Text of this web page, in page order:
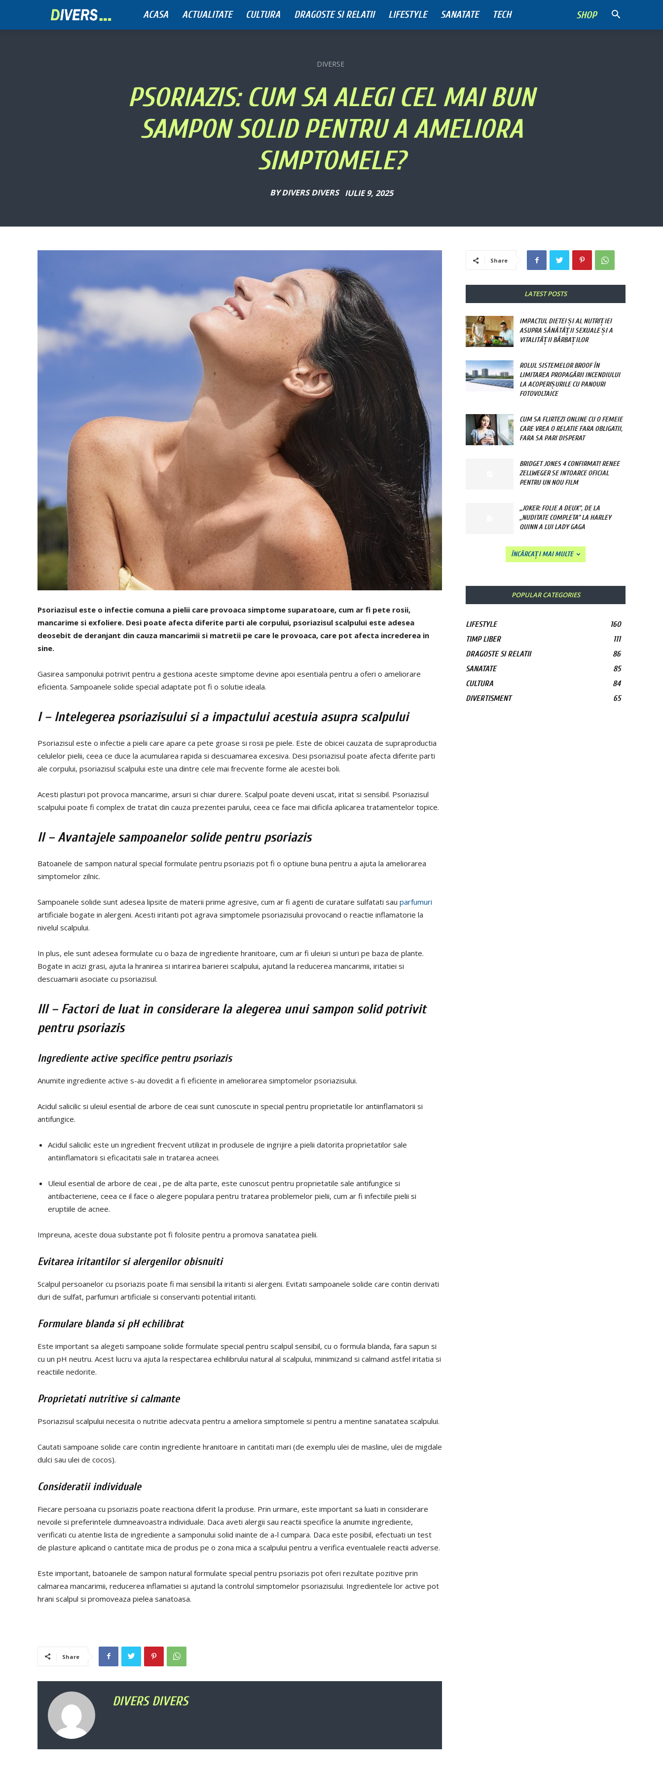
SHOP
ACASA ACTUALITATE CULTURA DRAGOSTE SI RELATII LIFESTYLE SANATATE TECH
DIVERSE
PSORIAZIS: CUM SA ALEGI CEL MAI BUN
SAMPON SOLID PENTRU A AMELIORA
SIMPTOMELE?
BYDIVERS DIVERS IULIE 9, 2025
Psoriazisul este o infectie comuna a pielii care provoaca simptome suparatoare, cum ar fi pete rosii,
mancarime si exfoliere. Desi poate afecta diferite parti ale corpului, psoriazisul scalpului este adesea
deosebit de deranjant din cauza mancarimii si matretii pe care le provoaca, care pot afecta increderea in
sine.
Gasirea samponului potrivit pentru a gestiona aceste simptome devine apoi esentiala pentru a oferi o ameliorare
eficienta. Sampoanele solide special adaptate pot fi o solutie ideala.
I – Intelegerea psoriazisului si a impactului acestuia asupra scalpului
Psoriazisul este o infectie a pielii care apare ca pete groase si rosii pe piele. Este de obicei cauzata de supraproductia
celulelor pielii, ceea ce duce la acumularea rapida si descuamarea excesiva. Desi psoriazisul poate afecta diferite parti
ale corpului, psoriazisul scalpului este una dintre cele mai frecvente forme ale acestei boli.
Acesti plasturi pot provoca mancarime, arsuri si chiar durere. Scalpul poate deveni uscat, iritat si sensibil. Psoriazisul
scalpului poate fi complex de tratat din cauza prezentei parului, ceea ce face mai dificila aplicarea tratamentelor topice.
II – Avantajele sampoanelor solide pentru psoriazis
Batoanele de sampon natural special formulate pentru psoriazis pot fi o optiune buna pentru a ajuta la ameliorarea
simptomelor zilnic.
Sampoanele solide sunt adesea lipsite de materii prime agresive, cum ar fi agenti de curatare sulfatati sau parfumuri
artificiale bogate in alergeni. Acesti iritanti pot agrava simptomele psoriazisului provocand o reactie inflamatorie la
nivelul scalpului.
In plus, ele sunt adesea formulate cu o baza de ingrediente hranitoare, cum ar fi uleiuri si unturi pe baza de plante.
Bogate in acizi grasi, ajuta la hranirea si intarirea barierei scalpului, ajutand la reducerea mancarimii, iritatiei si
descuamarii asociate cu psoriazisul.
III – Factori de luat in considerare la alegerea unui sampon solid potrivit
pentru psoriazis
Ingrediente active specifice pentru psoriazis
Anumite ingrediente active s-au dovedit a fi eficiente in ameliorarea simptomelor psoriazisului.
Acidul salicilic si uleiul esential de arbore de ceai sunt cunoscute in special pentru proprietatile lor antiinflamatorii si
antifungice.
Acidul salicilic este un ingredient frecvent utilizat in produsele de ingrijire a pielii datorita proprietatilor sale
antiinflamatorii si eficacitatii sale in tratarea acneei.
Uleiul esential de arbore de ceai , pe de alta parte, este cunoscut pentru proprietatile sale antifungice si
antibacteriene, ceea ce il face o alegere populara pentru tratarea problemelor pielii, cum ar fi infectiile pielii si
eruptiile de acnee.
Impreuna, aceste doua substante pot fi folosite pentru a promova sanatatea pielii.
Evitarea iritantilor si alergenilor obisnuiti
Scalpul persoanelor cu psoriazis poate fi mai sensibil la iritanti si alergeni. Evitati sampoanele solide care contin derivati
duri de sulfat, parfumuri artificiale si conservanti potential iritanti.
Formulare blanda si pH echilibrat
Este important sa alegeti sampoane solide formulate special pentru scalpul sensibil, cu o formula blanda, fara sapun si
cu un pH neutru. Acest lucru va ajuta la respectarea echilibrului natural al scalpului, minimizand si calmand astfel iritatia si
reactiile nedorite.
Proprietati nutritive si calmante
Psoriazisul scalpului necesita o nutritie adecvata pentru a ameliora simptomele si pentru a mentine sanatatea scalpului.
Cautati sampoane solide care contin ingrediente hranitoare in cantitati mari (de exemplu ulei de masline, ulei de migdale
dulci sau ulei de cocos).
Consideratii individuale
Fiecare persoana cu psoriazis poate reactiona diferit la produse. Prin urmare, este important sa luati in considerare
nevoile si preferintele dumneavoastra individuale. Daca aveti alergii sau reactii specifice la anumite ingrediente,
verificati cu atentie lista de ingrediente a samponului solid inainte de a-l cumpara. Daca este posibil, efectuati un test
de plasture aplicand o cantitate mica de produs pe o zona mica a scalpului pentru a verifica eventualele reactii adverse.
Este important, batoanele de sampon natural formulate special pentru psoriazis pot oferi rezultate pozitive prin
calmarea mancarimii, reducerea inflamatiei si ajutand la controlul simptomelor psoriazisului. Ingredientele lor active pot
hrani scalpul si promoveaza pielea sanatoasa.
Share
DIVERS DIVERS
Share
LATEST POSTS
IMPACTUL DIETEI ȘI AL NUTRIȚIEI
ASUPRA SĂNĂTĂȚII SEXUALE ȘI A
VITALITĂȚII BĂRBAȚILOR
ROLUL SISTEMELOR BROOF ÎN
LIMITAREA PROPAGĂRII INCENDIULUI
LA ACOPERIȘURILE CU PANOURI
FOTOVOLTAICE
CUM SA FLIRTEZI ONLINE CU O FEMEIE
CARE VREA O RELATIE FARA OBLIGATII,
FARA SA PARI DISPERAT
BRIDGET JONES 4 CONFIRMAT! RENEE
ZELLWEGER SE INTOARCE OFICIAL
PENTRU UN NOU FILM
„JOKER: FOLIE A DEUX”, DE LA
„NUDITATE COMPLETA” LA HARLEY
QUINN A LUI LADY GAGA
ÎNCĂRCAȚI MAI MULTE
POPULAR CATEGORIES
LIFESTYLE
160
TIMP LIBER
111
DRAGOSTE SI RELATII
86
SANATATE
85
CULTURA
84
DIVERTISMENT
65